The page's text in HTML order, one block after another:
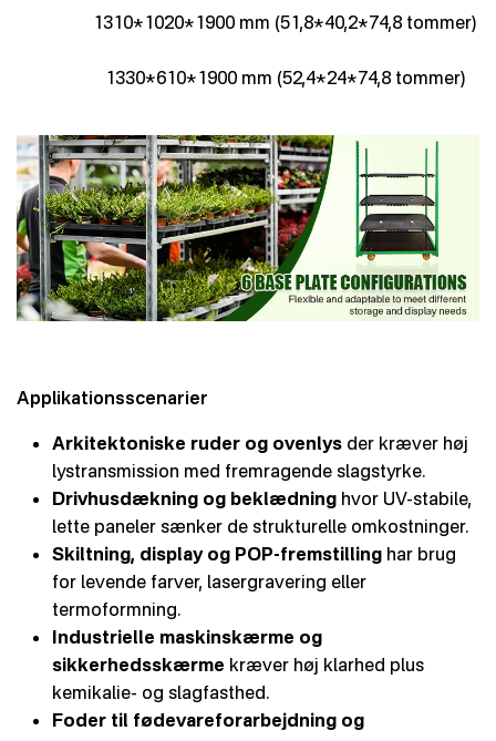
1310*1020*1900 mm (51,8*40,2*74,8 tommer)
1330*610*1900 mm (52,4*24*74,8 tommer)
Applikationsscenarier
Arkitektoniske ruder og ovenlys der kræver høj
lystransmission med fremragende slagstyrke.
Drivhusdækning og beklædning hvor UV-stabile,
lette paneler sænker de strukturelle omkostninger.
Skiltning, display og POP-fremstilling har brug
for levende farver, lasergravering eller
termoformning.
Industrielle maskinskærme og
sikkerhedsskærme kræver høj klarhed plus
kemikalie- og slagfasthed.
Foder til fødevareforarbejdning og